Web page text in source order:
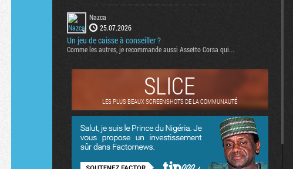
Nazca
25.07.2026
Un jeu de caisse à conseiller ?
Comme les autres, je recommande aussi Assetto Corsa qui...
SLICE
LES PLUS BEAUX SCREENSHOTS DE LA COMMUNAUTÉ